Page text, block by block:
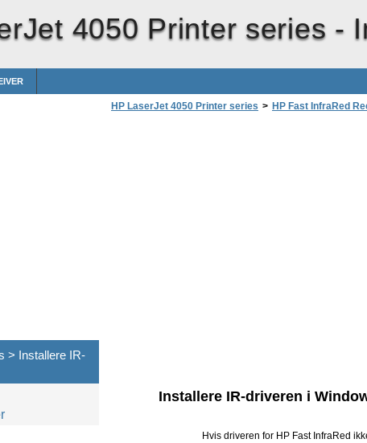
4050 Printer series -
HP LaserJet 4050 Printer series > HP Fast InfraRed
Installere IR-driveren i
Hvis driveren for HP Fast InfraRed
> Installere IR-